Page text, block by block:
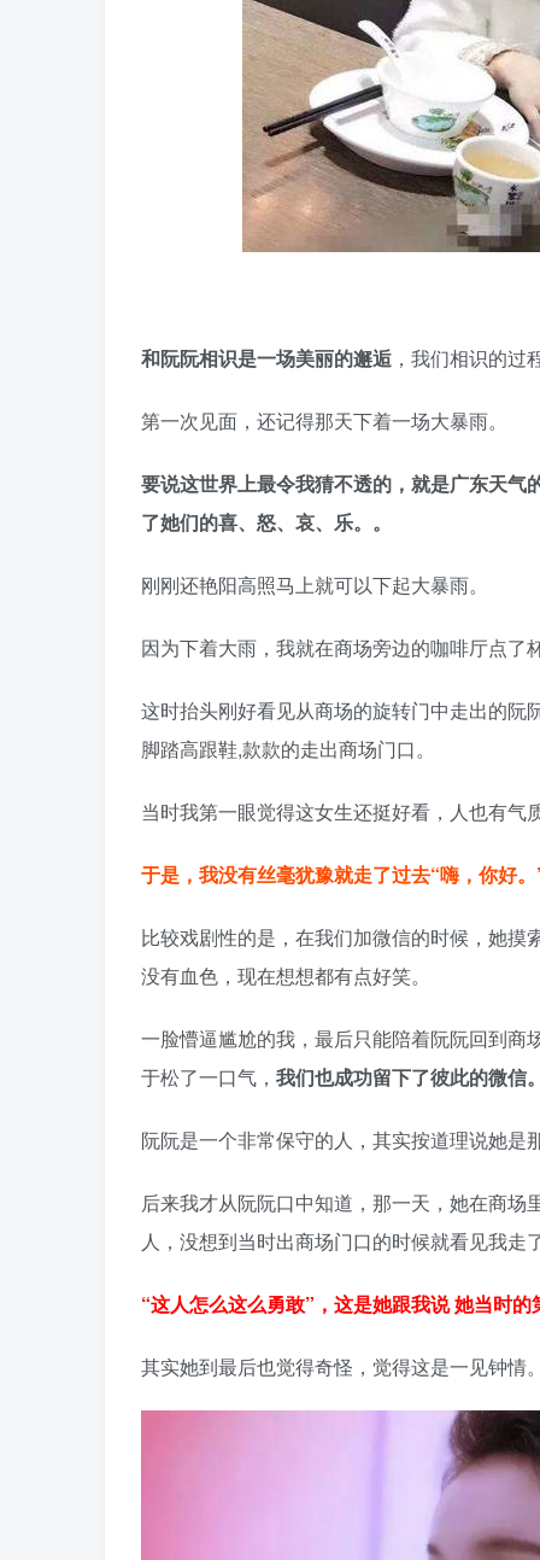
和阮阮相识是一场美丽的邂逅 ，我们相识的
第一次见面，还记得那天下着一场大暴雨。
要说这世界上最令我猜不透的，就是广东天
了她们的喜、怒、哀、乐。。
刚刚还艳阳高照马上就可以下起大暴雨。
因为下着大雨，我就在商场旁边的咖啡厅点了
这时抬头刚好看见从商场的旋转门中走出的
脚踏高跟鞋,款款的走出商场门口。
当时我第一眼觉得这女生还挺好看，人也有气
于是，我没有丝毫犹豫就走了过去“嗨，你好
比较戏剧性的是，在我们加微信的时候，她
没有血色，现在想想都有点好笑。
一脸懵逼尴尬的我，最后只能陪着阮阮回到
于松了一口气， 我们也成功留下了彼此的微信
阮阮是一个非常保守的人，其实按道理说她是
后来我才从阮阮口中知道，那一天，她在商
人，没想到当时出商场门口的时候就看见我走
“这人怎么这么勇敢”，这是她跟我说 她当时
其实她到最后也觉得奇怪，觉得这是一见钟情